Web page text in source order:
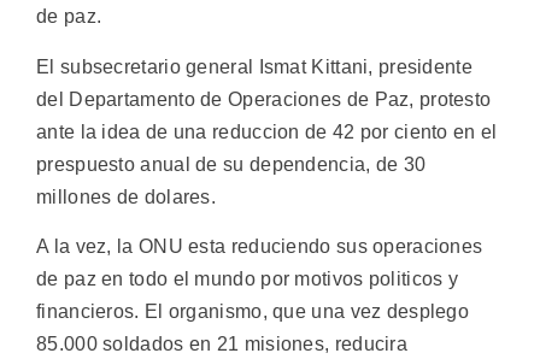
de paz.
El subsecretario general Ismat Kittani, presidente
del Departamento de Operaciones de Paz, protesto
ante la idea de una reduccion de 42 por ciento en el
prespuesto anual de su dependencia, de 30
millones de dolares.
A la vez, la ONU esta reduciendo sus operaciones
de paz en todo el mundo por motivos politicos y
financieros. El organismo, que una vez desplego
85.000 soldados en 21 misiones, reducira